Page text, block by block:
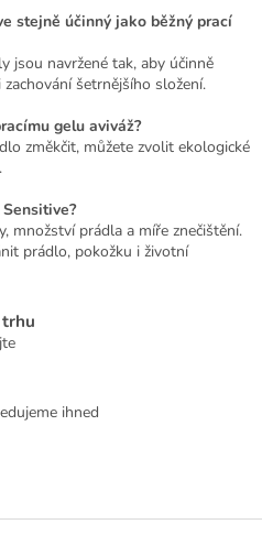
stejně účinný jako běžný prací
jsou navržené tak, aby účinně
šetrnějšího složení.
gelu aviváž?
změkčit, můžete zvolit ekologické
množství prádla a míře znečištění.
prádlo, pokožku i životní
trhu
ihned